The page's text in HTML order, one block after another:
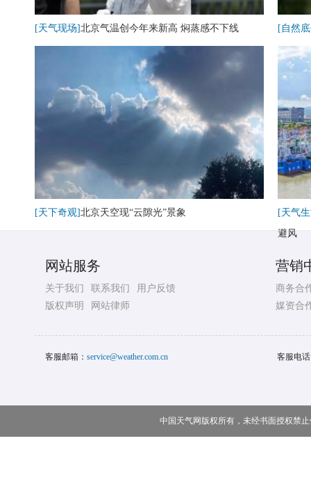
[天气现场]北京气温创今年来新高 焖蒸感不下线 [自然
[天下奇观]北京天空现“云隙光”景象
[天气
避风
网站服务
关于我们 联系我们
用户反馈
版权声明
网站律师
营销
商务合
媒资合
客服邮箱： service@weather.com.cn 客服电
中国天气网版权所有，未经书面授权